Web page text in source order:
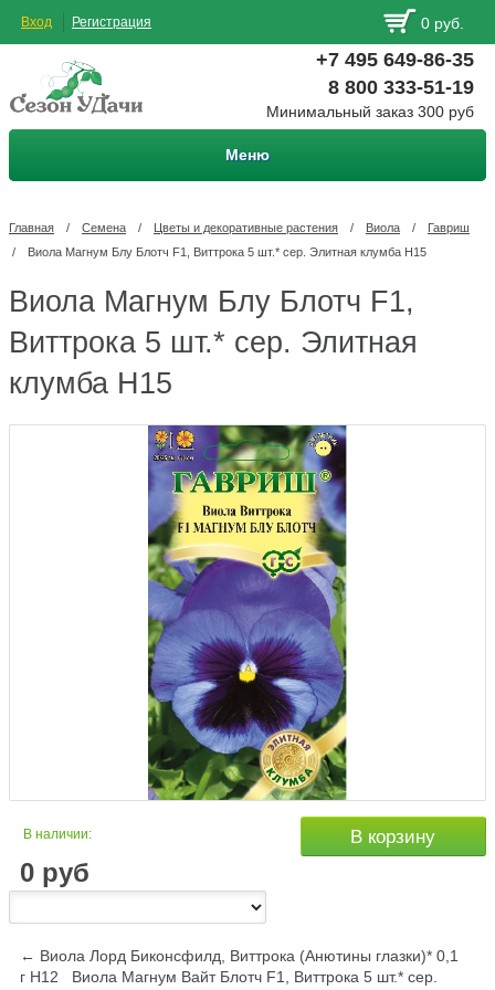
Вход Регистрация 0 руб.
+7 495 649-86-35
8 800 333-51-19
Минимальный заказ 300 руб
Меню
Главная / Семена / Цветы и декоративные растения / Виола /
Гавриш
/
Виола Магнум Блу Блотч F1, Виттрока 5 шт.* сер. Элитная клумба Н15
Виола Магнум Блу Блотч F1,
Виттрока 5 шт.* сер. Элитная
клумба Н15
В наличии:
0 руб
В корзину
← Виола Лорд Биконсфилд, Виттрока (Анютины глазки)* 0,1
г Н12
Виола Магнум Вайт Блотч F1, Виттрока 5 шт.* сер.